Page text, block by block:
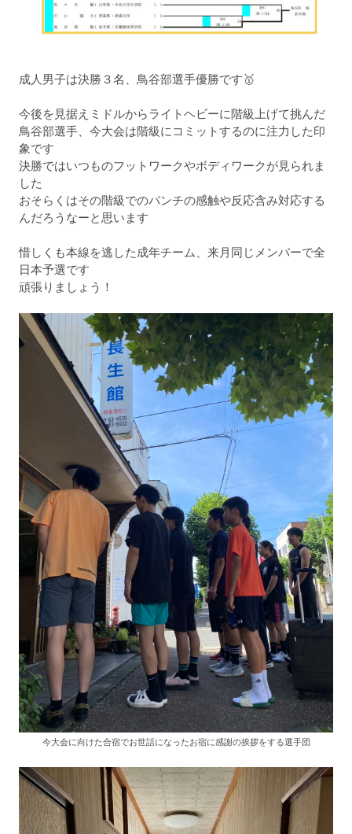
成人男子は決勝３名、鳥谷部選手優勝です🥇
今後を見据えミドルからライトヘビーに階級上げて挑んだ
鳥谷部選手、今大会は階級にコミットするのに注力した印
象です
決勝ではいつものフットワークやボディワークが見られま
した
おそらくはその階級でのパンチの感触や反応含み対応する
んだろうなーと思います
惜しくも本線を逃した成年チーム、来月同じメンバーで全
日本予選です
頑張りましょう！
今大会に向けた合宿でお世話になったお宿に感謝の挨拶をする選手団